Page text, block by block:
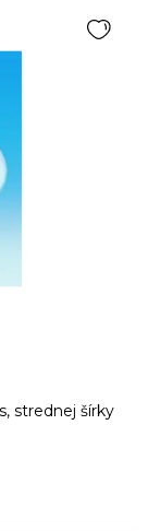
strednej šírky